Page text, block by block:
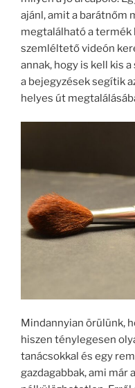
ajánl, amit a barátnőm
megtalálható a
szemléltető videón
annak, hogy is kell kis
a bejegyzések segítik
helyes út
Mindannyian örülünk,
hiszen ténylegesen
tanácsokkal és egy
gazdagabbak, ami már